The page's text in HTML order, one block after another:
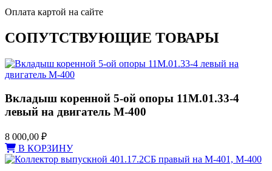
Оплата картой на сайте
СОПУТСТВУЮЩИЕ ТОВАРЫ
Вкладыш коренной 5-ой опоры 11М.01.33-4
левый на двигатель М-400
8 000,00 ₽
В КОРЗИНУ